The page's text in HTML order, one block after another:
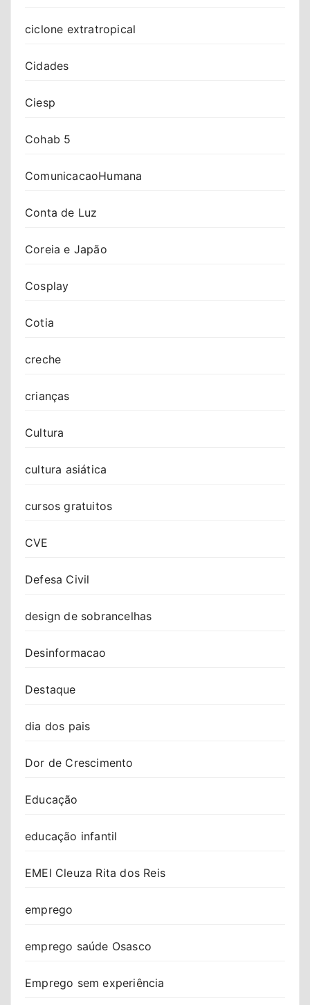
ciclone extratropical
Cidades
Ciesp
Cohab 5
ComunicacaoHumana
Conta de Luz
Coreia e Japão
Cosplay
Cotia
creche
crianças
Cultura
cultura asiática
cursos gratuitos
CVE
Defesa Civil
design de sobrancelhas
Desinformacao
Destaque
dia dos pais
Dor de Crescimento
Educação
educação infantil
EMEI Cleuza Rita dos Reis
emprego
emprego saúde Osasco
Emprego sem experiência